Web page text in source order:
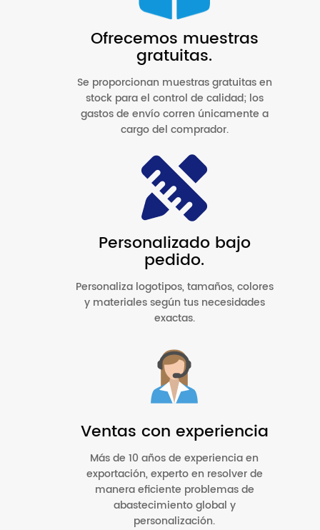
Ofrecemos muestras
gratuitas.
Se proporcionan muestras gratuitas en
stock para el control de calidad; los
gastos de envío corren únicamente a
cargo del comprador.
Personalizado bajo
pedido.
Personaliza logotipos, tamaños, colores
y materiales según tus necesidades
exactas.
Ventas con experiencia
Más de 10 años de experiencia en
exportación, experto en resolver de
manera eficiente problemas de
abastecimiento global y
personalización.